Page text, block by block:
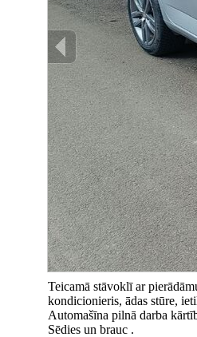
Teicamā stāvoklī ar
kondicionieris, ādas stūre,
Automašīna pilnā darba
Sēdies un brauc .